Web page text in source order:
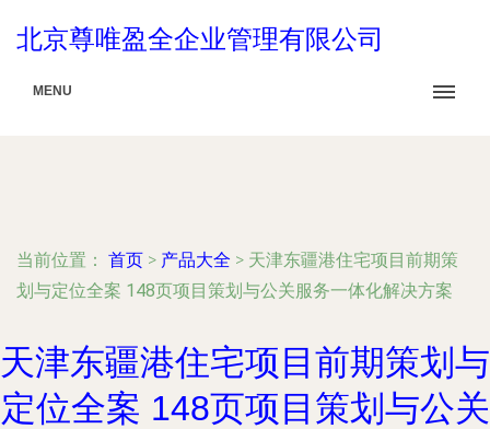
北京尊唯盈全企业管理有限公司
MENU
当前位置： 首页 > 产品大全 > 天津东疆港住宅项目前期策
划与定位全案 148页项目策划与公关服务一体化解决方案
天津东疆港住宅项目前期策划与
定位全案 148页项目策划与公关